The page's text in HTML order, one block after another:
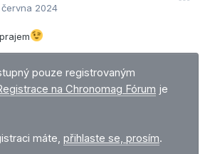
června 2024
pouze registrovaným
na Chronomag Fórum je
máte, přihlaste se, prosím.